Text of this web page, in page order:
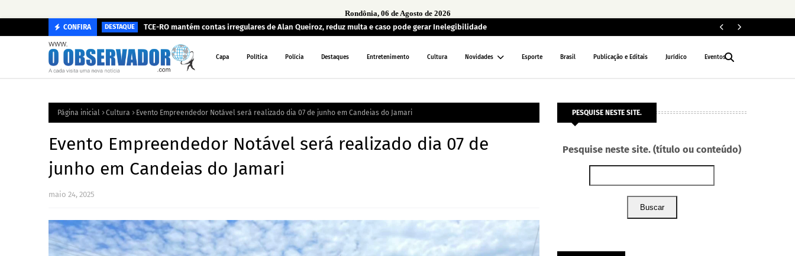
Rondônia, 06 de Agosto de 2026
CONFIRA DESTAQUE TCE-RO mantém contas irregulares de Alan Queiroz, reduz multa e caso pode gerar Inelegibilidade
Capa Política Polícia Destaques Entretenimento Cultura Novidades Esporte Brasil Publicação e Editais Jurídico Eventos
Página inicial Cultura Evento Empreendedor Notável será realizado dia 07 de junho em Candeias do Jamari
Evento Empreendedor Notável será realizado dia 07 de
junho em Candeias do Jamari
maio 24, 2025
PESQUISE NESTE SITE.
Pesquise neste site. (título ou conteúdo)
Buscar